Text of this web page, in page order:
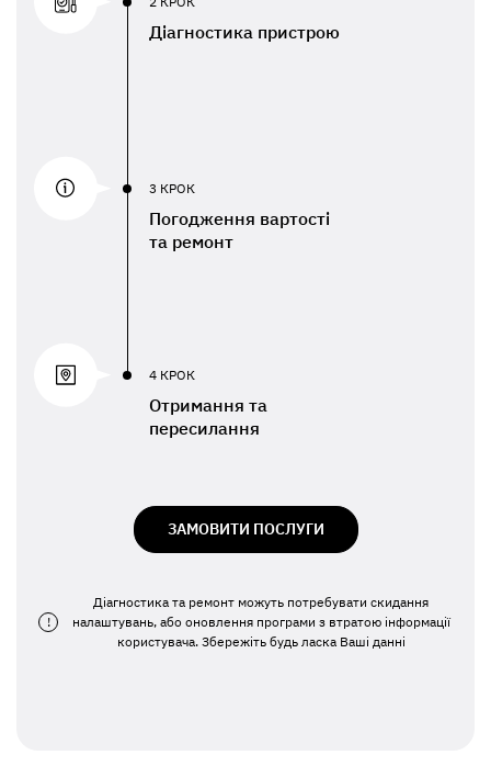
Діагностика пристрою
3 КРОК
Погодження вартості
та ремонт
4 КРОК
Отримання та
пересилання
ЗАМОВИТИ ПОСЛУГИ
!
Діагностика та ремонт можуть потребувати скидання
налаштувань, або оновлення програми з втратою інформації
користувача. Збережіть будь ласка Ваші данні